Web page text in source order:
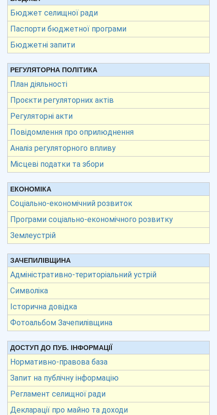
Бюджет селищної ради
Паспорти бюджетної програми
Бюджетні запити
РЕГУЛЯТОРНА ПОЛІТИКА
План діяльності
Проєкти регуляторних актів
Регуляторні акти
Повідомлення про оприлюднення
Аналіз регуляторного впливу
Місцеві податки та збори
ЕКОНОМІКА
Соціально-економічний розвиток
Програми соціально-економічного розвитку
Землеустрій
ЗАЧЕПИЛІВЩИНА
Адміністративно-територіальний устрій
Символіка
Історична довідка
Фотоальбом Зачепилівщина
ДОСТУП ДО ПУБ. ІНФОРМАЦІЇ
Нормативно-правова база
Запит на публічну інформацію
Регламент селищної ради
Декларації про майно та доходи